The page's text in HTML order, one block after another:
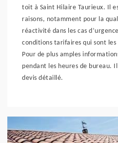
toit à Saint Hilaire Taurieux. Il
raisons, notamment pour la
réactivité dans les cas
conditions tarifaires qui sont les
Pour de plus amples
pendant les heures de bureau.
devis détaillé.